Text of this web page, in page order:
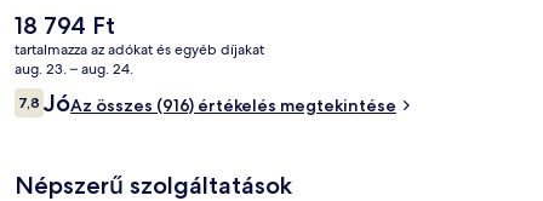
pedig 5 perc séta.
A
jelenlegi
ár
18 794 Ft
18 794 Ft
tartalmazza az adókat és egyéb díjakat
aug. 23. – aug. 24.
Értékelések
7,87,8 ennyiből: 10
JóAz összes (916) értékelés megtekintése
Népszerű szolgáltatások